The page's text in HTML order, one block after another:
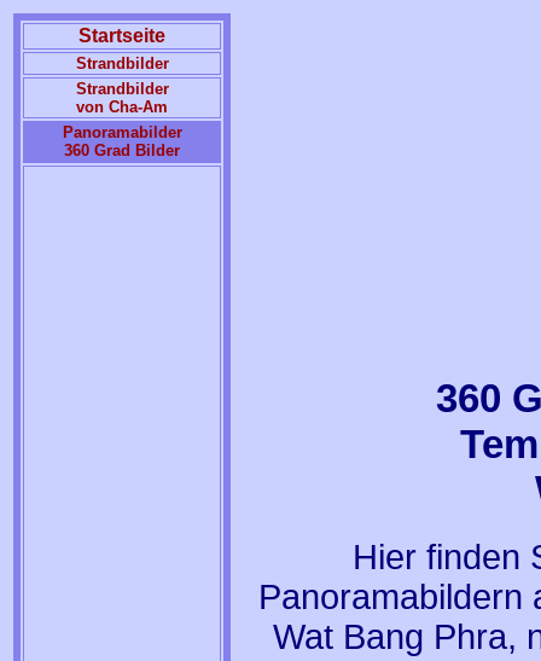
Startseite
Strandbilder
Strandbilder
von Cha-Am
Panoramabilder
360 Grad Bilder
360
Hier finden
Panoramabildern
Wat Bang Phra,